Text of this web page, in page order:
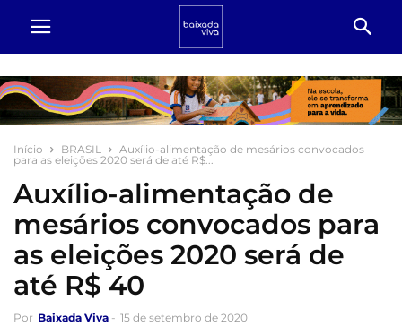
Início BRASIL
Auxílio-alimentação de mesários convocados
para as eleições 2020 será de até R$...
Auxílio-alimentação de
mesários convocados para
as eleições 2020 será de
até R$ 40
Por Baixada Viva - 15 de setembro de 2020